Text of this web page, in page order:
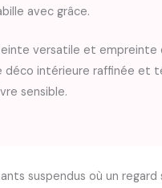
avec grâce.
versatile et empreinte
déco intérieure raffinée et
sensible.
suspendus où un regard